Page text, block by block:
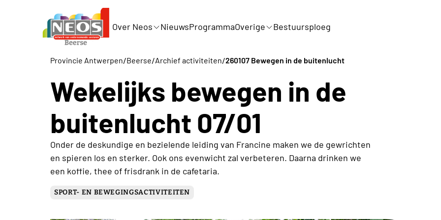
Over Neos NieuwsProgrammaOverige Bestuursploeg
Provincie Antwerpen/Beerse/Archief activiteiten/260107 Bewegen in de buitenlucht
Wekelijks bewegen in de
buitenlucht 07/01
Onder de deskundige en bezielende leiding van Francine maken we de gewrichten
en spieren los en sterker. Ook ons evenwicht zal verbeteren. Daarna drinken we
een koffie, thee of frisdrank in de cafetaria.
SPORT- EN BEWEGINGSACTIVITEITEN